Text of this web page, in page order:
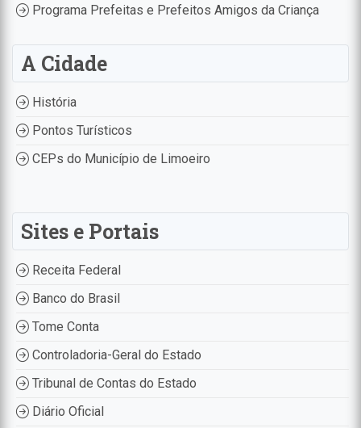
Programa Prefeitas e Prefeitos Amigos da Criança
A Cidade
História
Pontos Turísticos
CEPs do Município de Limoeiro
Sites e Portais
Receita Federal
Banco do Brasil
Tome Conta
Controladoria-Geral do Estado
Tribunal de Contas do Estado
Diário Oficial